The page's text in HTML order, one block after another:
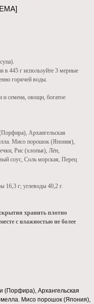
в 445 г используйте 3 мерные
горячей воды.
и семена, овощи, богатое
Архангельская
Мисо порошок (Япония),
Рис (хлопья), Лён,
соус, Соль морская, Перец
16,3 г; углеводы 40,2 г.
хранить плотно
с влажностью не более
(Порфира), Архангельская
Мисо порошок (Япония),